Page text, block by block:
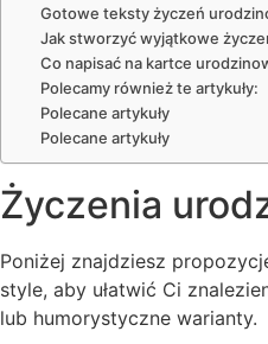
Gotowe teksty życzeń
Jak stworzyć wyjątkowe
Co napisać na kartce
Polecamy również te artykuły:
Polecane artykuły
Polecane artykuły
Życzenia
Poniżej znajdziesz
style, aby ułatwić Ci
lub humorystyczne warianty.